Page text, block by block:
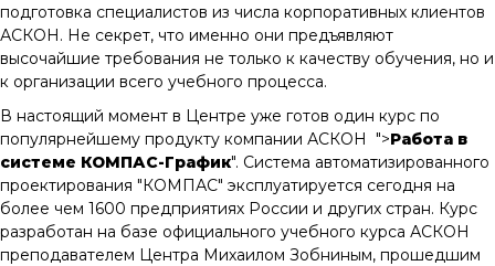
подготовка специалистов из числа корпоративных клиентов
АСКОН. Не секрет, что именно они предъявляют
высочайшие требования не только к качеству обучения, но и
к организации всего учебного процесса.
В настоящий момент в Центре уже готов один курс по
популярнейшему продукту компании АСКОН ">Работа в
системе КОМПАС-График". Система автоматизированного
проектирования "КОМПАС" эксплуатируется сегодня на
более чем 1600 предприятиях России и других стран. Курс
разработан на базе официального учебного курса АСКОН
преподавателем Центра Михаилом Зобниным, прошедшим